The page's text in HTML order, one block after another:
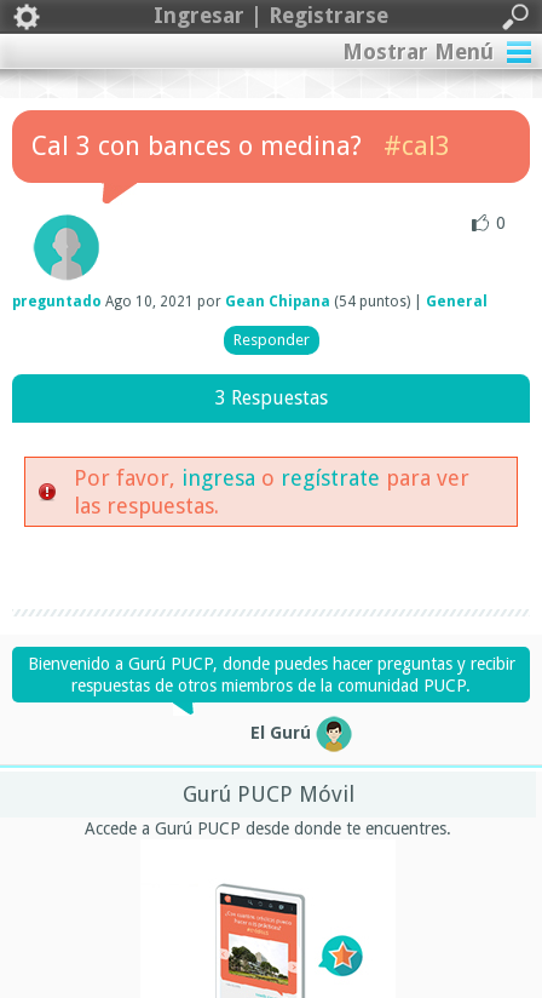
Ingresar | Registrarse
Mostrar Menú
Cal 3 con bances o medina? #cal3
0
preguntado Ago 10, 2021 por Gean Chipana (54 puntos) General
3 Respuestas
Por favor, ingresa o regístrate para ver
las respuestas.
Bienvenido a Gurú PUCP, donde puedes hacer preguntas y recibir
respuestas de otros miembros de la comunidad PUCP.
El Gurú
Gurú PUCP Móvil
Accede a Gurú PUCP desde donde te encuentres.